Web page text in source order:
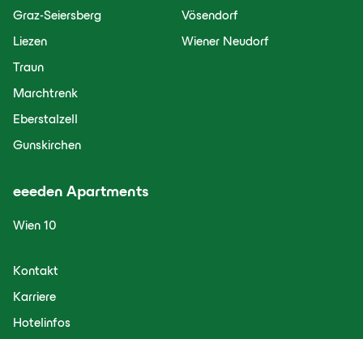
Graz-Seiersberg
Liezen
Traun
Marchtrenk
Eberstalzell
Gunskirchen
Vösendorf
Wiener Neudorf
eeeden Apartments
Wien 10
Kontakt
Karriere
Hotelinfos